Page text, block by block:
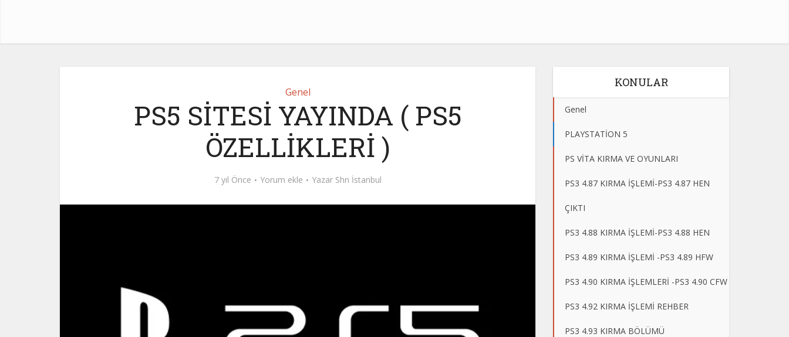
Genel
PS5 SİTESİ YAYINDA ( PS5
ÖZELLİKLERİ )
7 yıl Önce Yorum ekle Yazar Shn İstanbul
KONULAR
Genel
PLAYSTATİON 5
PS VİTA KIRMA VE OYUNLARI
PS3 4.87 KIRMA İŞLEMİ-PS3 4.87 HEN
ÇIKTI
PS3 4.88 KIRMA İŞLEMİ-PS3 4.88 HEN
PS3 4.89 KIRMA İŞLEMİ -PS3 4.89 HFW
PS3 4.90 KIRMA İŞLEMLERİ -PS3 4.90 CFW
PS3 4.92 KIRMA İŞLEMİ REHBER
PS3 4.93 KIRMA BÖLÜMÜ